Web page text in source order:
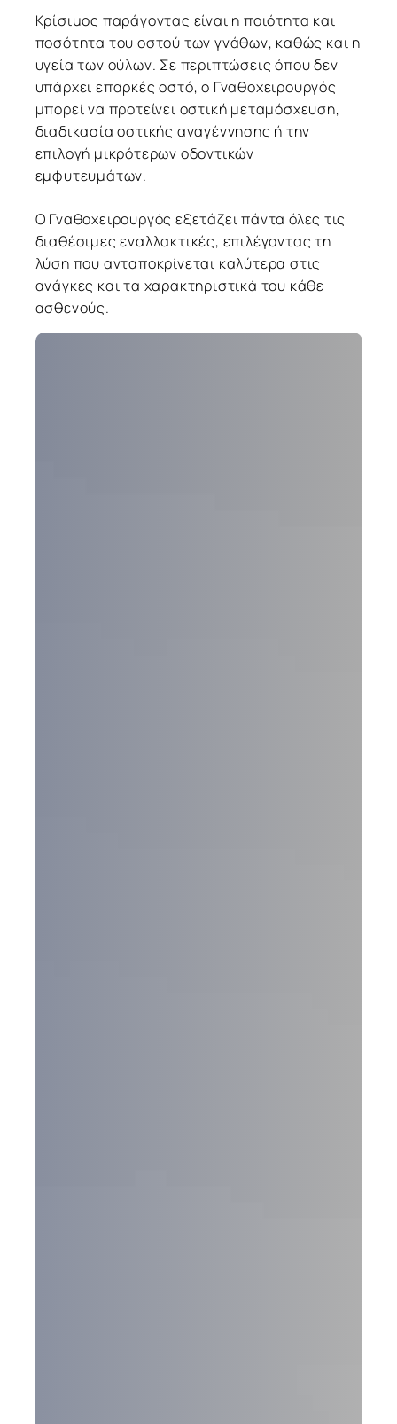
Κρίσιμος παράγοντας είναι η ποιότητα και
ποσότητα του οστού των γνάθων, καθώς και η
υγεία των ούλων. Σε περιπτώσεις όπου δεν
υπάρχει επαρκές οστό, ο Γναθοχειρουργός
μπορεί να προτείνει οστική μεταμόσχευση,
διαδικασία οστικής αναγέννησης ή την
επιλογή μικρότερων οδοντικών
εμφυτευμάτων.
Ο Γναθοχειρουργός εξετάζει πάντα όλες τις
διαθέσιμες εναλλακτικές, επιλέγοντας τη
λύση που ανταποκρίνεται καλύτερα στις
ανάγκες και τα χαρακτηριστικά του κάθε
ασθενούς.